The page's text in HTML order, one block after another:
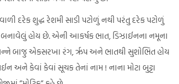
દરેક શુદ્ધ રેશમી સાડી પટોળું નથી પરંતુ દરેક પટોળું
બનાવેલું હોય છે. એની આકર્ષક ભાત, ડિઝાઈનના નમૂના
બાજુ એકસરખા રંગ, રૃપ અને ભાતથી સુશોભિત હોય
અને કેવાં કેવાં સૂચક તેનાં નામ ! નાના મોટા બુટ્ટા